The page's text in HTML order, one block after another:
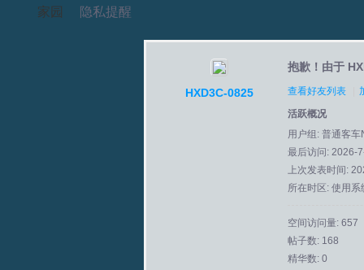
家园 隐私提醒
HXD3C-0825
抱歉！由于
查看好友列表
活跃概况
用户组: 普通客车
最后访问: 2026-
上次发表时间:
所在时区: 使用系
空间访问量: 657
帖子数: 168
精华数: 0